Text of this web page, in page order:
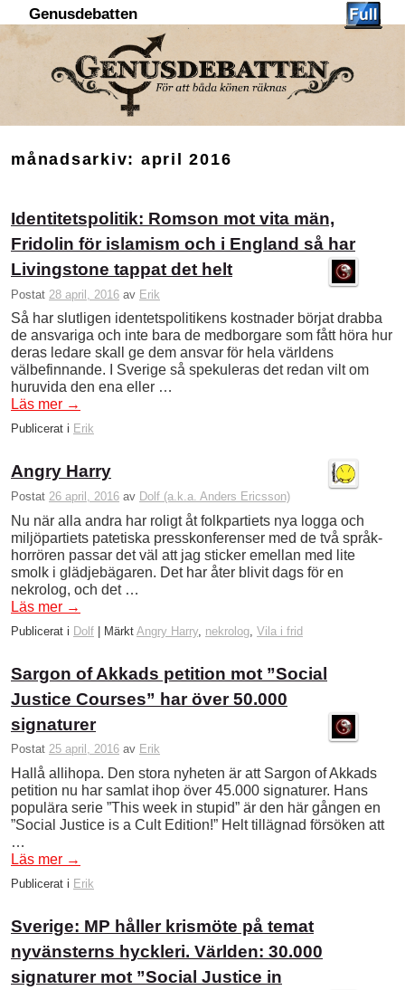
Genusdebatten
månadsarkiv: april 2016
Identitetspolitik: Romson mot vita män,
Fridolin för islamism och i England så har
Livingstone tappat det helt
Postat 28 april, 2016 av Erik
Så har slutligen identetspolitikens kostnader börjat drabba
de ansvariga och inte bara de medborgare som fått höra hur
deras ledare skall ge dem ansvar för hela världens
välbefinnande. I Sverige så spekuleras det redan vilt om
huruvida den ena eller …
Läs mer →
Publicerat i Erik
Angry Harry
Postat 26 april, 2016 av Dolf (a.k.a. Anders Ericsson)
Nu när alla andra har roligt åt folkpartiets nya logga och
miljöpartiets patetiska presskonferenser med de två språk-
horrören passar det väl att jag sticker emellan med lite
smolk i glädjebägaren. Det har åter blivit dags för en
nekrolog, och det …
Läs mer →
Publicerat i Dolf Märkt Angry Harry nekrolog Vila i frid
Sargon of Akkads petition mot ”Social
Justice Courses” har över 50.000
signaturer
Postat 25 april, 2016 av Erik
Hallå allihopa. Den stora nyheten är att Sargon of Akkads
petition nu har samlat ihop över 45.000 signaturer. Hans
populära serie ”This week in stupid” är den här gången en
”Social Justice is a Cult Edition!” Helt tillägnad försöken att
…
Läs mer →
Publicerat i Erik
Sverige: MP håller krismöte på temat
nyvänsterns hyckleri. Världen: 30.000
signaturer mot ”Social Justice in